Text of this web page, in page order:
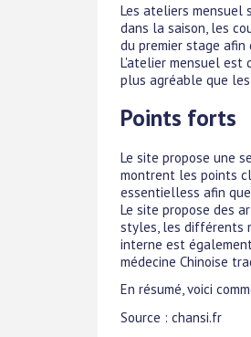
Les ateliers mensuel
dans la saison, les
du premier stage afin
L'atelier mensuel est
plus agréable que
Points forts
Le site propose une
montrent les points
essentielless afin
Le site propose des
styles, les différents
interne est
médecine Chinoise
En résumé, voici
Source : chansi.fr